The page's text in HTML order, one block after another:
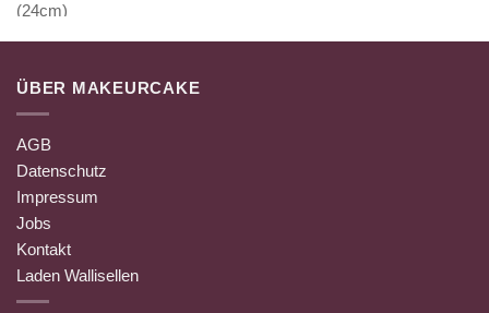
ÜBER MAKEURCAKE
AGB
Datenschutz
Impressum
Jobs
Kontakt
Laden Wallisellen